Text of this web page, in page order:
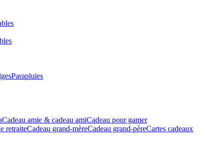
Parapluies
Cadeau amie & cadeau amiCadeau pour gamer
retraiteCadeau grand-mèreCadeau grand-pèreCartes cadeaux